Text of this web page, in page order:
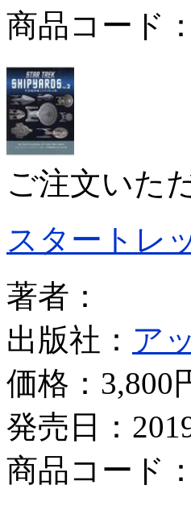
商品コード
ご注文いた
スタートレ
著者：
出版社： ア
価格： 3,800
発売日：
商品コード